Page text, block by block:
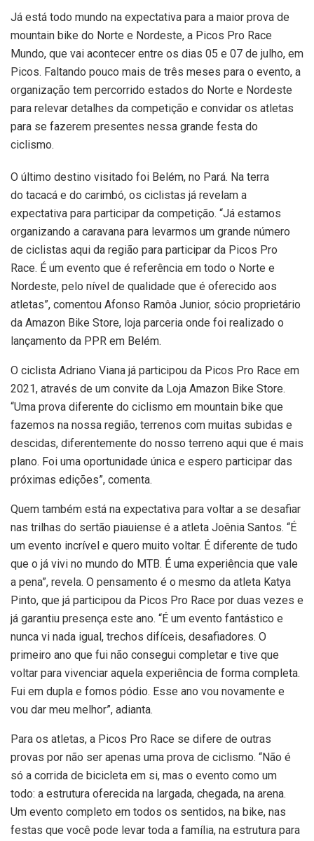
Já está todo mundo na expectativa para a maior prova de
mountain bike do Norte e Nordeste, a Picos Pro Race
Mundo, que vai acontecer entre os dias 05 e 07 de julho, em
Picos. Faltando pouco mais de três meses para o evento, a
organização tem percorrido estados do Norte e Nordeste
para relevar detalhes da competição e convidar os atletas
para se fazerem presentes nessa grande festa do
ciclismo.
O último destino visitado foi Belém, no Pará. Na terra
do tacacá e do carimbó, os ciclistas já revelam a
expectativa para participar da competição. “Já estamos
organizando a caravana para levarmos um grande número
de ciclistas aqui da região para participar da Picos Pro
Race. É um evento que é referência em todo o Norte e
Nordeste, pelo nível de qualidade que é oferecido aos
atletas”, comentou Afonso Ramôa Junior, sócio proprietário
da Amazon Bike Store, loja parceria onde foi realizado o
lançamento da PPR em Belém.
O ciclista Adriano Viana já participou da Picos Pro Race em
2021, através de um convite da Loja Amazon Bike Store.
“Uma prova diferente do ciclismo em mountain bike que
fazemos na nossa região, terrenos com muitas subidas e
descidas, diferentemente do nosso terreno aqui que é mais
plano. Foi uma oportunidade única e espero participar das
próximas edições”, comenta.
Quem também está na expectativa para voltar a se desafiar
nas trilhas do sertão piauiense é a atleta Joênia Santos. “É
um evento incrível e quero muito voltar. É diferente de tudo
que o já vivi no mundo do MTB. É uma experiência que vale
a pena”, revela. O pensamento é o mesmo da atleta Katya
Pinto, que já participou da Picos Pro Race por duas vezes e
já garantiu presença este ano. “É um evento fantástico e
nunca vi nada igual, trechos difíceis, desafiadores. O
primeiro ano que fui não consegui completar e tive que
voltar para vivenciar aquela experiência de forma completa.
Fui em dupla e fomos pódio. Esse ano vou novamente e
vou dar meu melhor”, adianta.
Para os atletas, a Picos Pro Race se difere de outras
provas por não ser apenas uma prova de ciclismo. “Não é
só a corrida de bicicleta em si, mas o evento como um
todo: a estrutura oferecida na largada, chegada, na arena.
Um evento completo em todos os sentidos, na bike, nas
festas que você pode levar toda a família, na estrutura para